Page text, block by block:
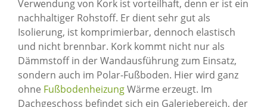
Verwendung von Kork ist vorteilhaft, denn er ist ein
nachhaltiger Rohstoff. Er dient sehr gut als
Isolierung, ist komprimierbar, dennoch elastisch
und nicht brennbar. Kork kommt nicht nur als
Dämmstoff in der Wandausführung zum Einsatz,
sondern auch im Polar-Fußboden. Hier wird ganz
ohne FußbodenheizungWärme erzeugt. Im
Dachgeschoss befindet sich ein Galeriebereich, der